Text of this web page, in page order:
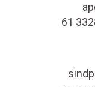
61